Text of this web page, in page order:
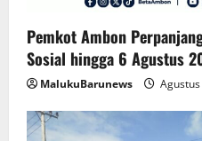
Pemkot Ambon
Sosial hingga 6 Agustus
MalukuBarunews